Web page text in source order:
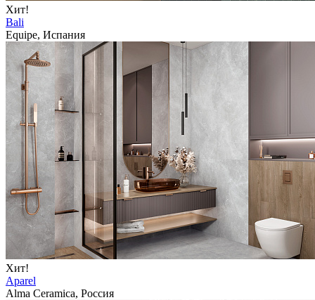
Хит!
Bali
Equipe, Испания
Хит!
Aparel
Alma Ceramica, Россия